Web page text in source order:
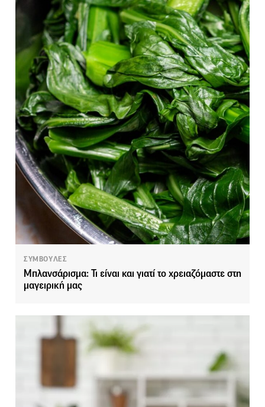
ΣΥΜΒΟΥΛΕΣ
Μπλανσάρισμα: Τι είναι και γιατί το χρειαζόμαστε στη
μαγειρική μας